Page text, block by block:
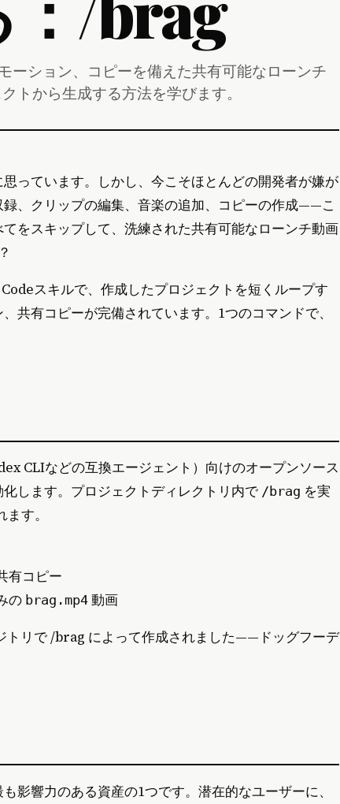
ーション、コピーを備えた共有可能なローンチ
トから生成する方法を学びます。
っています。しかし、今こそほとんどの開発者が嫌が
、クリップの編集、音楽の追加、コピーの作成——こ
をスキップして、洗練された共有可能なローンチ動画
スキルで、作成したプロジェクトを短くループす
共有コピーが完備されています。1つのコマンドで、
CLIなどの互換エージェント）向けのオープンソース
します。プロジェクトディレクトリ内で /brag を実
す。
有コピー
の brag.mp4 動画
トリで /brag によって作成されました——ドッグフーデ
影響力のある資産の1つです。潜在的なユーザーに、